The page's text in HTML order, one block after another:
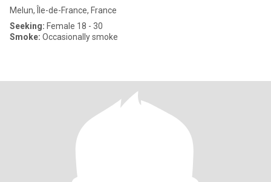
Melun, Île-de-France, France
Seeking: Female 18 - 30
Smoke: Occasionally smoke